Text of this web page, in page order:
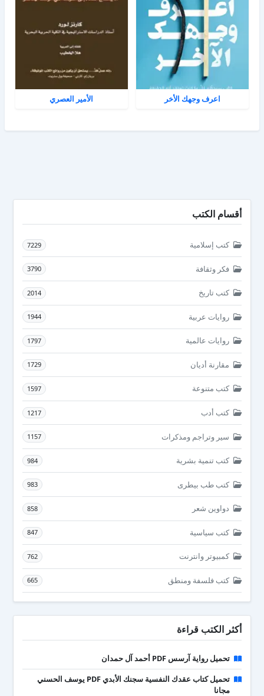
اعرف وجهك الأخر الأمير العصري
أقسام الكتب
كتب إسلامية 7229
فكر وثقافة 3790
كتب تاريخ 2014
روايات عربية 1944
روايات عالمية 1797
مقارنة أديان 1729
كتب متنوعة 1597
كتب أدب 1217
سير وتراجم ومذكرات 1157
كتب تنمية بشرية 984
كتب طب بيطرى 983
دواوين شعر 858
كتب سياسية 847
كمبيوتر وانترنت 762
كتب فلسفة ومنطق 665
أكثر الكتب قراءة
تحميل رواية آرسس PDF أحمد آل حمدان
تحميل كتاب عقدك النفسية سجنك الأبدي PDF يوسف الحسني
مجانا